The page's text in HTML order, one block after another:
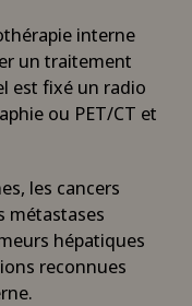
interne
un traitement
est fixé un radio
ou PET/CT et
les cancers
métastases
hépatiques
reconnues